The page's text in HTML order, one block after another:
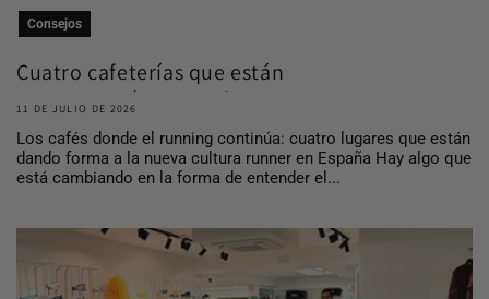
Consejos
Cuatro cafeterías que están
construyendo comuni...
11 DE JULIO DE 2026
Los cafés donde el running continúa: cuatro lugares que están
dando forma a la nueva cultura runner en España Hay algo que
está cambiando en la forma de entender el...